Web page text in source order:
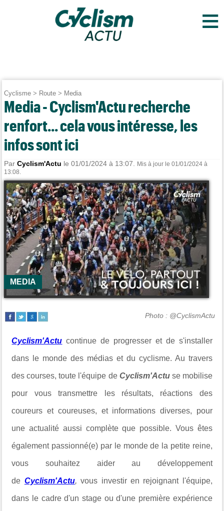
≡
Cyclisme > Route > Media
Media - Cyclism'Actu recherche
renfort... cela vous intéresse, les
infos sont ici
ParCyclism'Actu le 01/01/2024 à 13:07.
Mis à jour le 01/01/2024 à
13:08.
MEDIA
Photo : @CyclismActu
Cyclism'Actu continue de progresser et de s'installer
dans le monde des médias et du cyclisme. Au travers
des courses, toute l'équipe de Cyclism'Actuse mobilise
pour vous transmettre les résultats, réactions des
coureurs et coureuses, et informations diverses, pour
une actualité aussi complète que possible. Vous êtes
également passionné(e) par le monde de la petite reine,
vous souhaitez aider au développement
de Cyclism'Actu, vous investir en rejoignant l'équipe,
dans le cadre d'un stage ou d'une première expérience